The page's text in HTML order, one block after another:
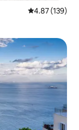
Calificación
4.87 (139)